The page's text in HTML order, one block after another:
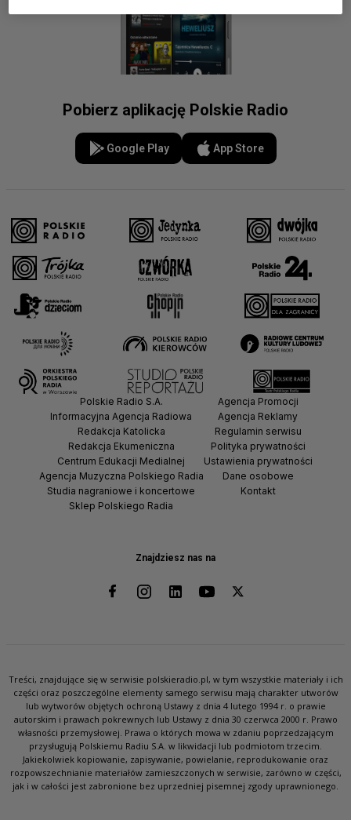
Pobierz aplikację Polskie Radio
Google Play App Store
Znajdziesz nas na
Polskie Radio S.A.
Informacyjna Agencja Radiowa
Redakcja Katolicka
Redakcja Ekumeniczna
Centrum Edukacji Medialnej
Agencja Muzyczna Polskiego Radia
Studia nagraniowe i koncertowe
Sklep Polskiego Radia
Agencja Promocji
Agencja Reklamy
Regulamin serwisu
Polityka prywatności
Ustawienia prywatności
Dane osobowe
Kontakt
Treści, znajdujące się w serwisie polskieradio.pl, w tym wszystkie materiały i ich
części oraz poszczególne elementy samego serwisu mają charakter utworów
lub wytworów objętych ochroną Ustawy z dnia 4 lutego 1994 r. o prawie
autorskim i prawach pokrewnych lub Ustawy z dnia 30 czerwca 2000 r. Prawo
własności przemysłowej. Prawa o których mowa w zdaniu poprzedzającym
przysługują Polskiemu Radiu S.A. w likwidacji lub podmiotom trzecim.
Jakiekolwiek kopiowanie, zapisywanie, powielanie, reprodukowanie oraz
rozpowszechnianie materiałów zamieszczonych w serwisie, zarówno w części,
jak i w całości jest zabronione bez uprzedniej pisemnej zgody uprawnionego.